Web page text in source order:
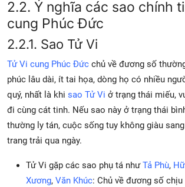
2.2. Ý nghĩa các sao chính
cung Phúc Đức
2.2.1. Sao Tử Vi
Tử Vi cung Phúc Đức chủ về đương số
phúc lâu dài, ít tai họa, dòng họ có nhiều
quý, nhất là khi sao Tử Vi ở trạng thái miếu,
đi cùng cát tinh. Nếu sao này ở trạng thái
thường ly tán, cuộc sống tuy không giàu
trang trải qua ngày.
Tử Vi gặp các sao phụ tá nhưTả Phù,
Xương, Văn Khúc: Chủ về đương số